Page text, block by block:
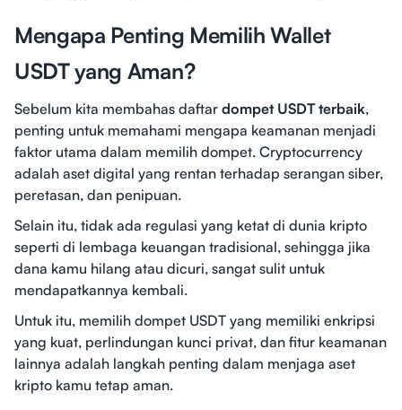
Mengapa Penting Memilih Wallet
USDT yang Aman?
Sebelum kita membahas daftar dompet USDT terbaik,
penting untuk memahami mengapa keamanan menjadi
faktor utama dalam memilih dompet. Cryptocurrency
adalah aset digital yang rentan terhadap serangan siber,
peretasan, dan penipuan.
Selain itu, tidak ada regulasi yang ketat di dunia kripto
seperti di lembaga keuangan tradisional, sehingga jika
dana kamu hilang atau dicuri, sangat sulit untuk
mendapatkannya kembali.
Untuk itu, memilih dompet USDT yang memiliki enkripsi
yang kuat, perlindungan kunci privat, dan fitur keamanan
lainnya adalah langkah penting dalam menjaga aset
kripto kamu tetap aman.